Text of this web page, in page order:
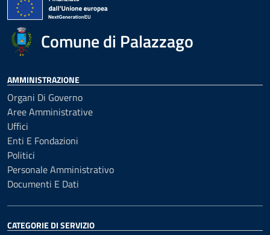
Comune di Palazzago
AMMINISTRAZIONE
Organi Di Governo
Aree Amministrative
Uffici
Enti E Fondazioni
Politici
Personale Amministrativo
Documenti E Dati
CATEGORIE DI SERVIZIO